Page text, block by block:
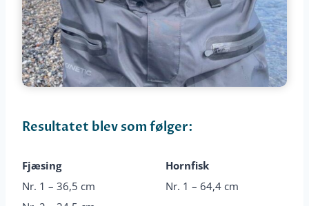
Resultatet blev som følger:
Fjæsing
Nr. 1 – 36,5 cm
Hornfisk
Nr. 1 – 64,4 cm